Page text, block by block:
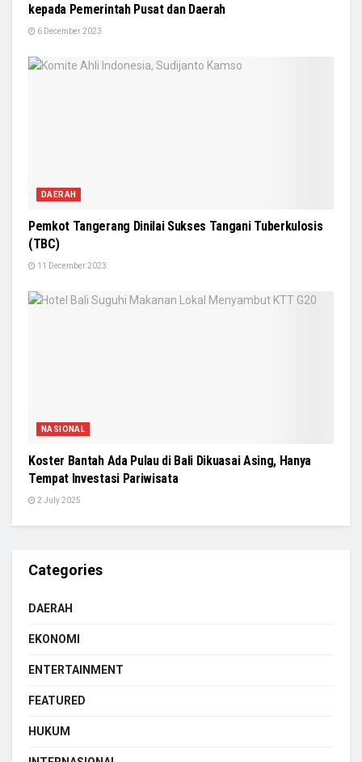
kepada Pemerintah Pusat dan Daerah
6 December 2023
DAERAH
Pemkot Tangerang Dinilai Sukses Tangani Tuberkulosis
(TBC)
11 December 2023
NASIONAL
Koster Bantah Ada Pulau di Bali Dikuasai Asing, Hanya
Tempat Investasi Pariwisata
2 July 2025
Categories
DAERAH
EKONOMI
ENTERTAINMENT
FEATURED
HUKUM